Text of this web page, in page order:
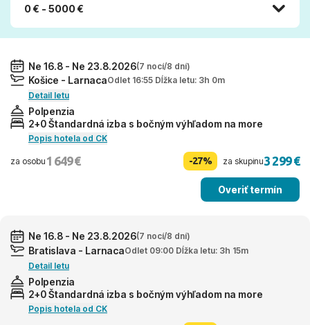
0 € - 5000 €
Ne 16.8 - Ne 23.8.2026(7 nocí/8 dní)
Košice - LarnacaOdlet 16:55 Dĺžka letu: 3h 0m
Detail letu
Polpenzia
2+0 Štandardná izba s bočným výhľadom na more
Popis hotela od CK
za osobu 1 649 € -27% za skupinu3 299 €
Overiť termín
Ne 16.8 - Ne 23.8.2026(7 nocí/8 dní)
Bratislava - LarnacaOdlet 09:00 Dĺžka letu: 3h 15m
Detail letu
Polpenzia
2+0 Štandardná izba s bočným výhľadom na more
Popis hotela od CK